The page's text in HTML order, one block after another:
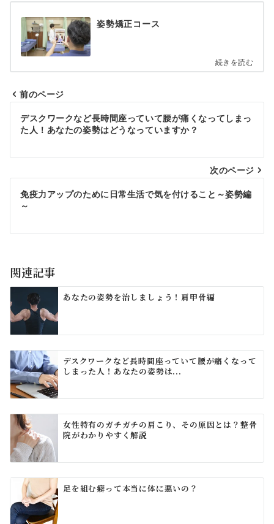
姿勢矯正コース
続きを読む
投
稿
ナ
ビ
ゲ
シ
ン
前のページ
デスクワークなど長時間座っていて腰が痛くなってしまっ
た人！あなたの姿勢はどうなっていますか？
次のページ
免疫力アップのために日常生活で気を付けること～姿勢編
～
関連記事
あなたの姿勢を治しましょう！肩甲骨編
デスクワークなど長時間座っていて腰が痛くなって
しまった人！あなたの姿勢は...
女性特有のガチガチの肩こり、その原因とは？整骨
院がわかりやすく解説
足を組む癖って本当に体に悪いの？